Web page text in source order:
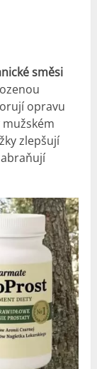
směsi
opravu
zlepšují